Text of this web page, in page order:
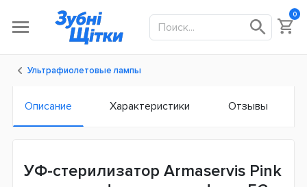
0
Ультрафиолетовые лампы
Описание Характеристики Отзывы
УФ-стерилизатор Armaservis Pink